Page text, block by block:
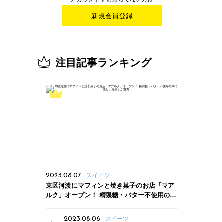
新規会員登録
注目記事ランキング
2023.08.07 スイーツ
東区河渡にマフィンと焼き菓子のお店「マア
ルク」オープン！ 精製糖・バター不使用の体
2023.08.06
スイーツ